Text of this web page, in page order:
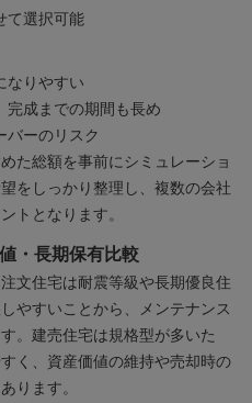
て選択可能
なりやすい
成までの期間も長め
バーのリスク
た総額を事前にシミュレーショ
をしっかり整理し、複数の会社
トとなります。
・長期保有比較
文住宅は耐震等級や長期優良住
やすいことから、メンテナンス
。建売住宅は規格型が多いた
く、資産価値の維持や売却時の
ります。